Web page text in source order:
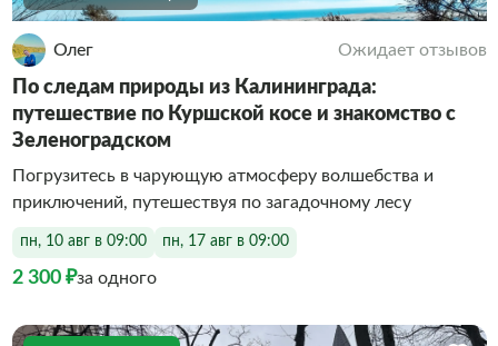
Олег Ожидает отзывов
По следам природы из Калининграда:
путешествие по Куршской косе и знакомство с
Зеленоградском
Погрузитесь в чарующую атмосферу волшебства и
приключений, путешествуя по загадочному лесу
пн, 10 авг в 09:00 пн, 17 авг в 09:00
2 300 ₽за одного